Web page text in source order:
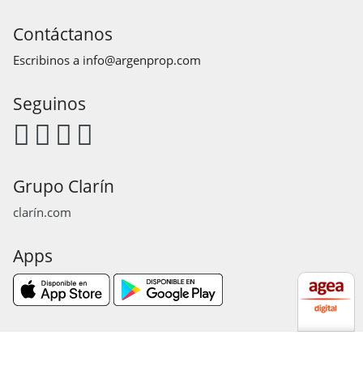
Contáctanos
Escribinos a info@argenprop.com
Seguinos
Grupo Clarín
clarín.com
Apps